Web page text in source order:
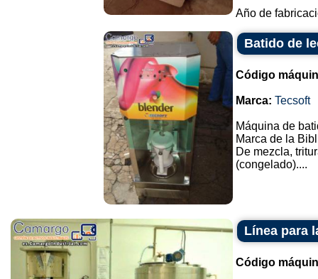
Año de
Batido de
Código
Marca: Tecsoft
Máquina de
Marca de la
De mezcla,
(congelado)....
Línea para
Código